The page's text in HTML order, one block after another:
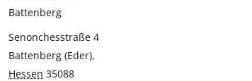
Battenberg
Senonchesstraße 4
Battenberg (Eder),
Hessen 35088